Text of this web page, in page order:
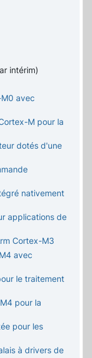
intérim)
avec
M pour la
dotés d'une
nativement
applications de
Cortex-M3
avec
le traitement
pour la
pour les
à drivers de